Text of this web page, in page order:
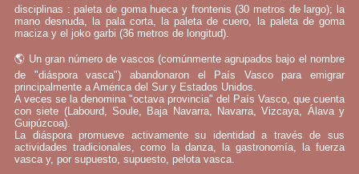
disciplinas : paleta de goma hueca y frontenis (30 metros de largo); la
mano desnuda, la pala corta, la paleta de cuero, la paleta de goma
maciza y el joko garbi (36 metros de longitud).
🌎 Un gran número de vascos (comúnmente agrupados bajo el nombre
de "diáspora vasca") abandonaron el País Vasco para emigrar
principalmente a América del Sur y Estados Unidos.
A veces se la denomina "octava provincia" del País Vasco, que cuenta
con siete (Labourd, Soule, Baja Navarra, Navarra, Vizcaya, Álava y
Guipúzcoa).
La diáspora promueve activamente su identidad a través de sus
actividades tradicionales, como la danza, la gastronomía, la fuerza
vasca y, por supuesto, supuesto, pelota vasca.